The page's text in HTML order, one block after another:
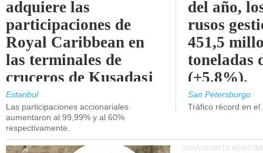
adquiere las
participaciones de
Royal Caribbean en
las terminales de
cruceros de Kusadasi
y Lisboa.
Estanbul
Las participaciones accionariales
aumentaron al 99,99% y al 60%
respectivamente.
del año,
rusos
451,5
toneladas
(+5,8%).
San Petersburgo
Tráfico récord en
TRANSPORTE